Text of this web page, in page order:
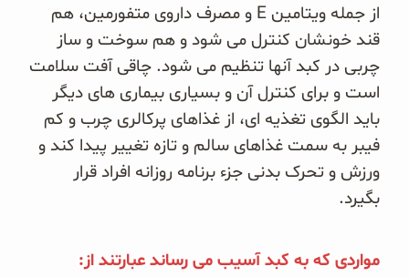
از جمله ویتامین E و مصرف داروی متفورمین، هم
قند خونشان کنترل می شود و هم سوخت و ساز
چربی در کبد آنها تنظیم می شود. چاقی آفت سلامت
است و برای کنترل آن و بسیاری بیماری های دیگر
باید الگوی تغذیه ای، از غذاهای پرکالری چرب و کم
فیبر به سمت غذاهای سالم و تازه تغییر پیدا کند و
ورزش و تحرک بدنی جزء برنامه روزانه افراد قرار
بگیرد.
مواردی که به کبد آسیب می رساند عبارتند از: